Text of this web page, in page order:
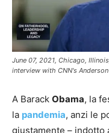
June 07, 2021, Chicago,
interview with CNN's
A Barack Obama, la
la pandemia, anzi le
giustamente – indotto